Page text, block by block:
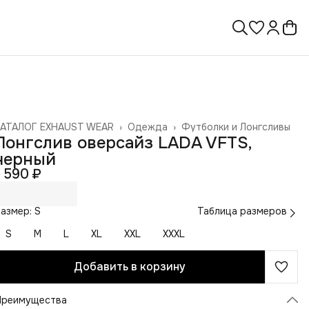
Футболки и Лонгсливы
Одежда ›
EXHAUST WEAR ›
›
оверсайз LADA VFTS,
590 ₽
S
Таблица размеров
S
M L XL XXL XXXL
Добавить в корзину